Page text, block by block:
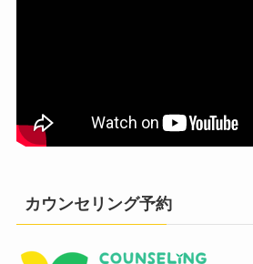
カウンセリング予約